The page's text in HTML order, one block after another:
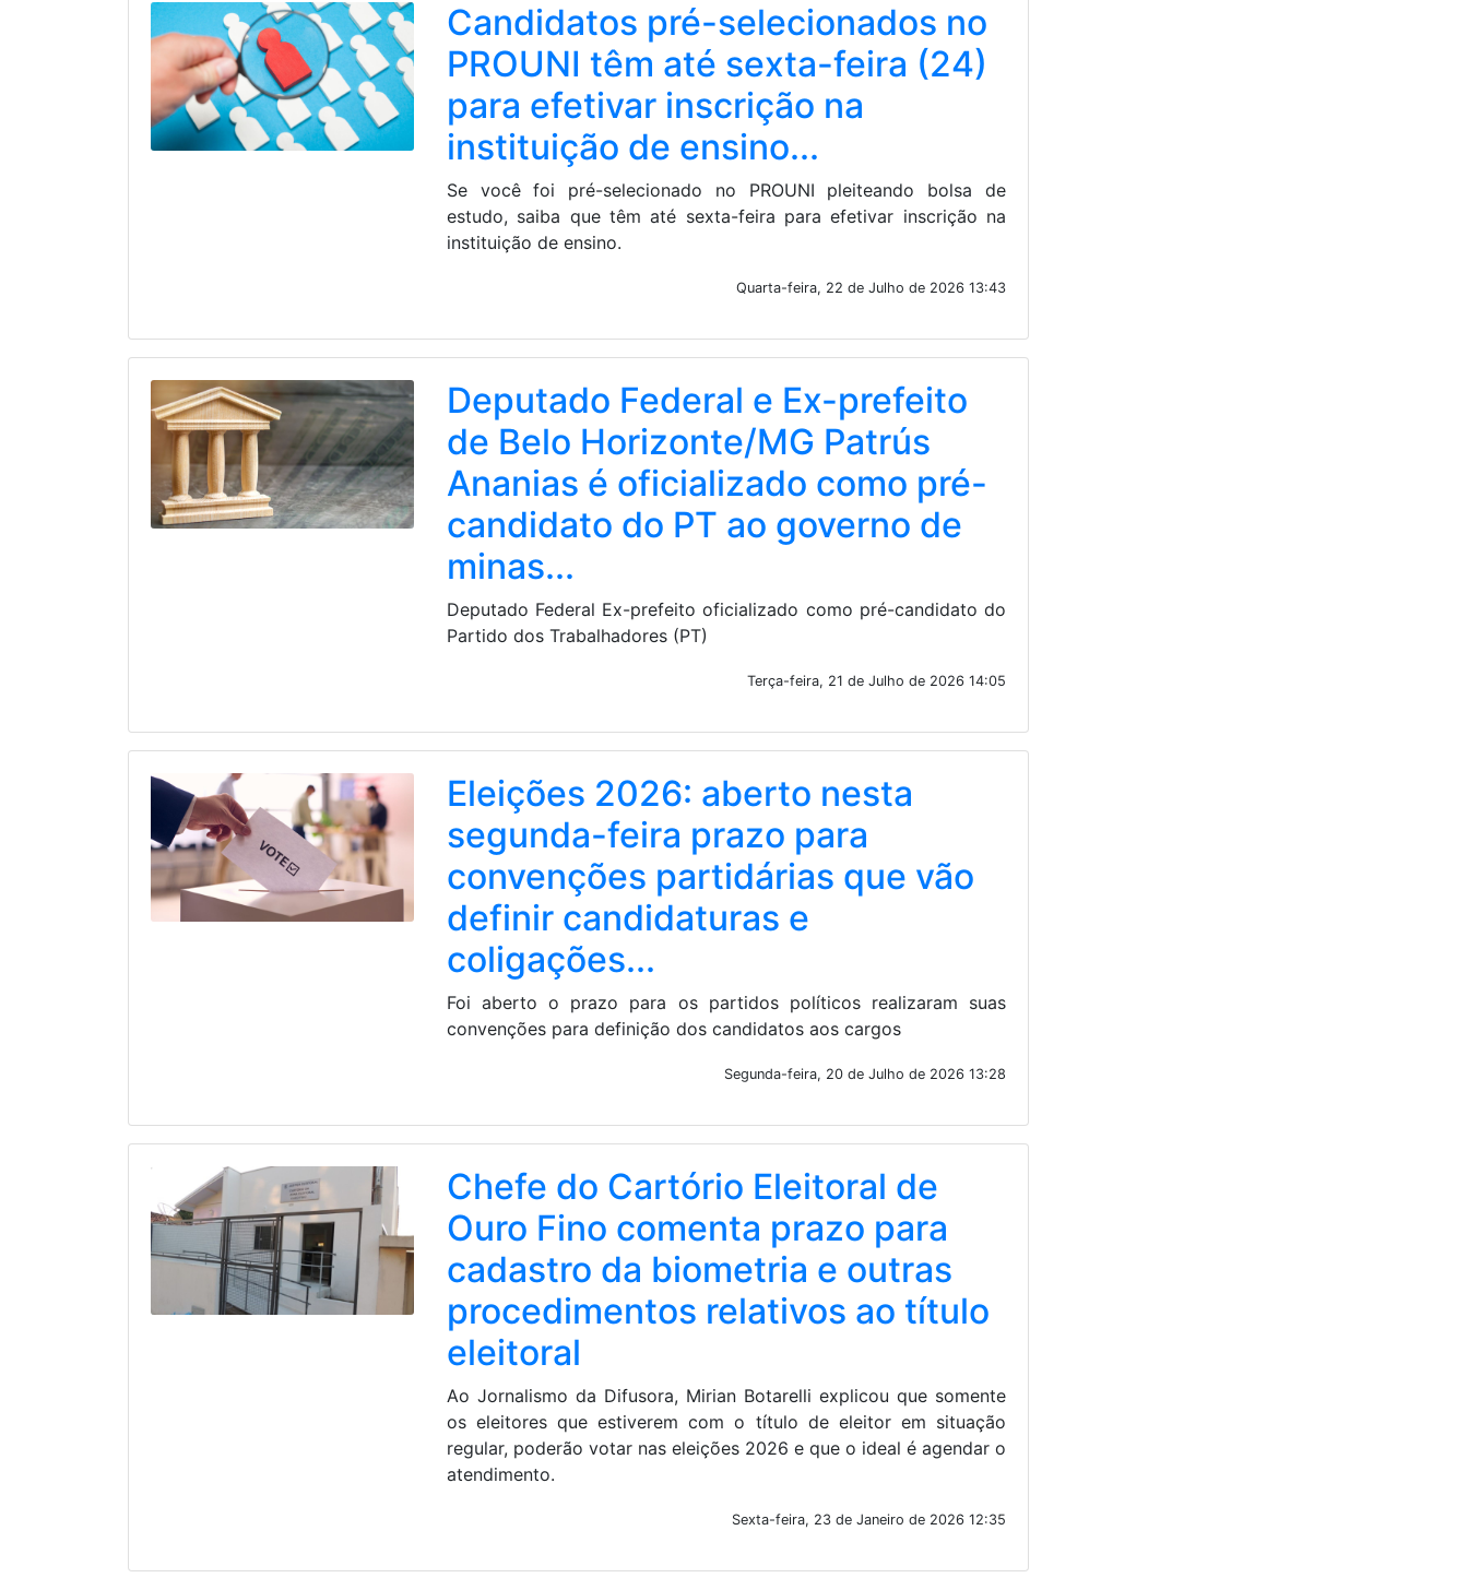
Candidatos pré-selecionados no
PROUNI têm até sexta-feira (24)
para efetivar inscrição na
instituição de ensino...
Se você foi pré-selecionado no PROUNI pleiteando bolsa de
estudo, saiba que têm até sexta-feira para efetivar inscrição na
instituição de ensino.
Quarta-feira, 22 de Julho de 2026 13:43
Deputado Federal e Ex-prefeito
de Belo Horizonte/MG Patrús
Ananias é oficializado como pré-
candidato do PT ao governo de
minas...
Deputado Federal Ex-prefeito oficializado como pré-candidato do
Partido dos Trabalhadores (PT)
Terça-feira, 21 de Julho de 2026 14:05
Eleições 2026: aberto nesta
segunda-feira prazo para
convenções partidárias que vão
definir candidaturas e
coligações...
Foi aberto o prazo para os partidos políticos realizaram suas
convenções para definição dos candidatos aos cargos
Segunda-feira, 20 de Julho de 2026 13:28
Chefe do Cartório Eleitoral de
Ouro Fino comenta prazo para
cadastro da biometria e outras
procedimentos relativos ao título
eleitoral
Ao Jornalismo da Difusora, Mirian Botarelli explicou que somente
os eleitores que estiverem com o título de eleitor em situação
regular, poderão votar nas eleições 2026 e que o ideal é agendar o
atendimento.
Sexta-feira, 23 de Janeiro de 2026 12:35